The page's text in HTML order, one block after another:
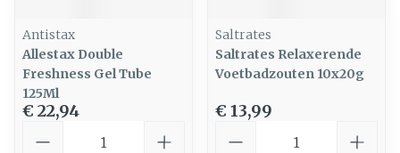
Antistax
Allestax Double
Freshness Gel Tube
125Ml
€ 22,94
Saltrates
Saltrates Relaxerende
Voetbadzouten 10x20g
€ 13,99